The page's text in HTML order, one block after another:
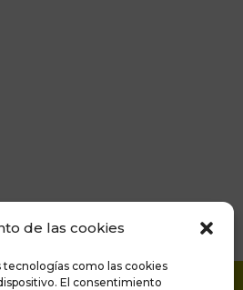
de las cookies
como las cookies
El consentimiento